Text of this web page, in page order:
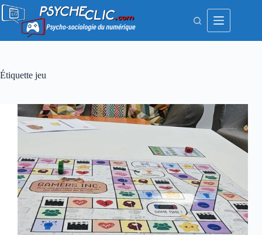
Passer
contenu
Étiquette jeu